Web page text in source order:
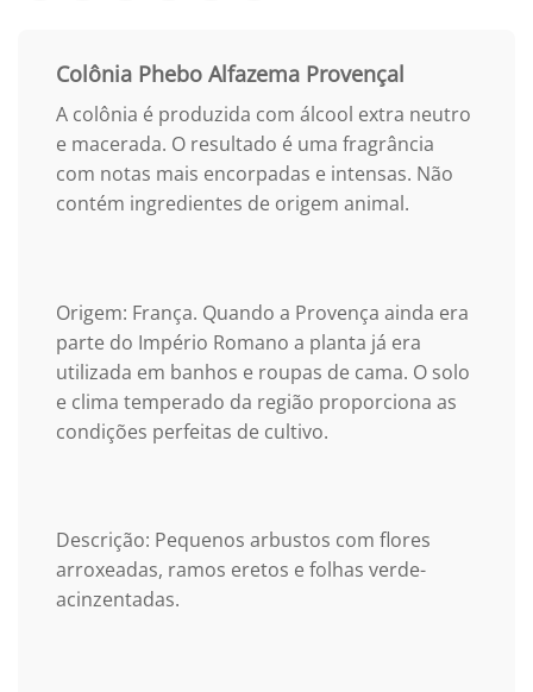
Colônia Phebo Alfazema Provençal
A colônia é produzida com álcool extra neutro
e macerada. O resultado é uma fragrância
com notas mais encorpadas e intensas. Não
contém ingredientes de origem animal.
Origem: França. Quando a Provença ainda era
parte do Império Romano a planta já era
utilizada em banhos e roupas de cama. O solo
e clima temperado da região proporciona as
condições perfeitas de cultivo.
Descrição: Pequenos arbustos com flores
arroxeadas, ramos eretos e folhas verde-
acinzentadas.